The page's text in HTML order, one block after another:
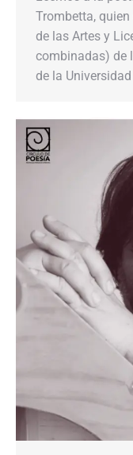
Trombetta,
de las Artes y
combinadas) de
de la